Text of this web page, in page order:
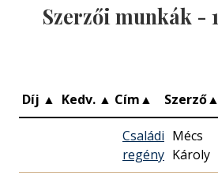
Szerzői munkák - 1
Díj ▲ Kedv. ▲ Cím▲ Szerző▲
Családi
regény
Mécs
Károly